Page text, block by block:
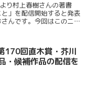
り村上春樹さんの著書
」を配信開始すると発表
んです。今回はこのニュ
回直木賞・芥川
・候補作品の配信を